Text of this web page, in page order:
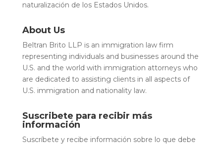
naturalización de los Estados Unidos.
About Us
Beltran Brito LLP is an immigration law firm
representing individuals and businesses around the
U.S. and the world with immigration attorneys who
are dedicated to assisting clients in all aspects of
U.S. immigration and nationality law.
Suscribete para recibir más
información
Suscríbete y recibe información sobre lo que debe